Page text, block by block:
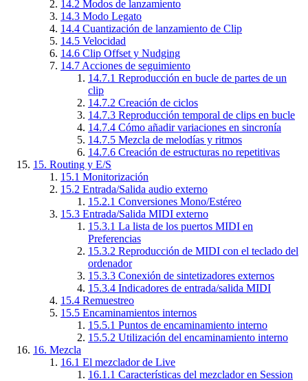
14.2 Modos de lanzamiento
14.3 Modo Legato
14.4 Cuantización de lanzamiento de Clip
14.5 Velocidad
14.6 Clip Offset y Nudging
14.7 Acciones de seguimiento
14.7.1 Reproducción en bucle de partes de un
clip
14.7.2 Creación de ciclos
14.7.3 Reproducción temporal de clips en bucle
14.7.4 Cómo añadir variaciones en sincronía
14.7.5 Mezcla de melodías y ritmos
14.7.6 Creación de estructuras no repetitivas
15. Routing y E/S
15.1 Monitorización
15.2 Entrada/Salida audio externo
15.2.1 Conversiones Mono/Estéreo
15.3 Entrada/Salida MIDI externo
15.3.1 La lista de los puertos MIDI en
Preferencias
15.3.2 Reproducción de MIDI con el teclado del
ordenador
15.3.3 Conexión de sintetizadores externos
15.3.4 Indicadores de entrada/salida MIDI
15.4 Remuestreo
15.5 Encaminamientos internos
15.5.1 Puntos de encaminamiento interno
15.5.2 Utilización del encaminamiento interno
16. Mezcla
16.1 El mezclador de Live
16.1.1 Características del mezclador en Session